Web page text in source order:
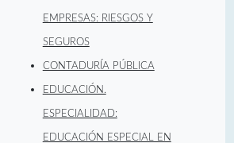
EMPRESAS: RIESGOS Y
SEGUROS
CONTADURÍA PÚBLICA
EDUCACIÓN.
ESPECIALIDAD:
EDUCACIÓN ESPECIAL EN